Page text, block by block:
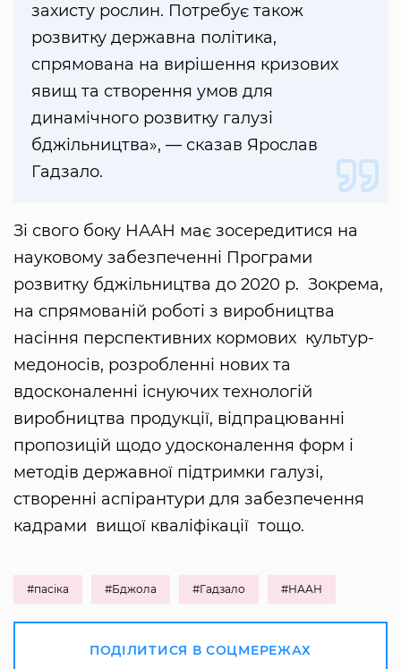
захисту рослин. Потребує також
розвитку державна політика,
спрямована на вирішення кризових
явищ та створення умов для
динамічного розвитку галузі
бджільництва», — сказав Ярослав
Гадзало.
Зі свого боку НААН має зосередитися на
науковому забезпеченні Програми
розвитку бджільництва до 2020 р. Зокрема,
на спрямованій роботі з виробництва
насіння перспективних кормових культур-
медоносів, розробленні нових та
вдосконаленні існуючих технологій
виробництва продукції, відпрацюванні
пропозицій щодо удосконалення форм і
методів державної підтримки галузі,
створенні аспірантури для забезпечення
кадрами вищої кваліфікації тощо.
#пасіка #Бджола #Гадзало #НААН
ПОДІЛИТИСЯ В СОЦМЕРЕЖАХ